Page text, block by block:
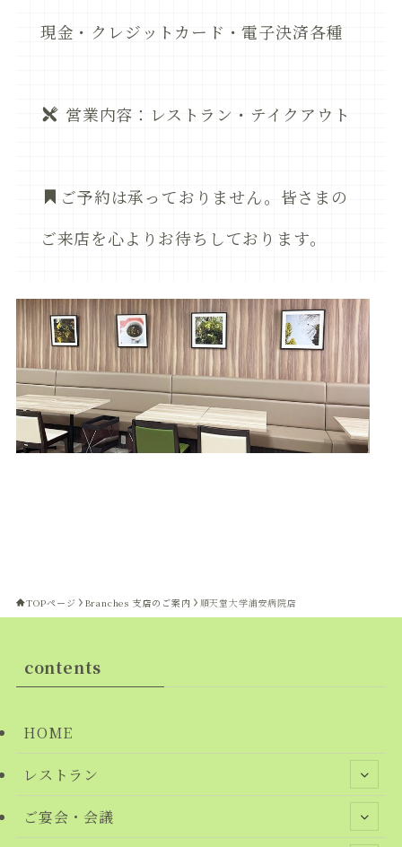
現金・クレジットカード・電子決済各種
営業内容：レストラン・テイクアウト
ご予約は承っておりません。皆さまの
ご来店を心よりお待ちしております。
TOPページ Branches 支店のご案内 順天堂大学浦安病院店
contents
HOME
レストラン
ご宴会・会議